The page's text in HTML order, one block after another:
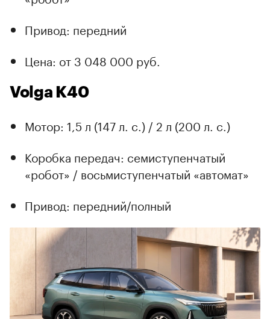
Привод: передний
Цена: от 3 048 000 руб.
Volga K40
Мотор: 1,5 л (147 л. с.) / 2 л (200 л. с.)
Коробка передач: семиступенчатый
«робот» / восьмиступенчатый «автомат»
Привод: передний/полный